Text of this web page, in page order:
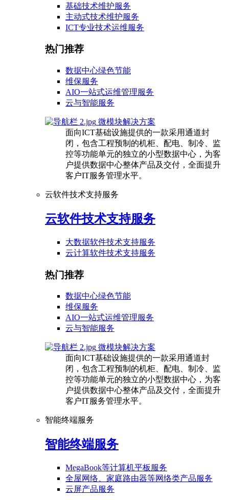
基础技术维护服务
主动式技术维护服务
ICT专业技术运维服务
热门推荐
数据中心绿色节能
维保服务
AIO一站式运维管理服务
云与智能服务
微模块解决方案
面向ICT基础设施提供的一款采用通道封
闭，包含工程预制的机柜、配电、制冷、监
控等功能单元的独立的小型数据中心，为客
户提供数据中心整体产品及交付，全面提升
客户IT服务管理水平。
云软件技术支持服务
云软件技术支持服务
大数据软件技术支持服务
云计算软件技术支持服务
热门推荐
数据中心绿色节能
维保服务
AIO一站式运维管理服务
云与智能服务
微模块解决方案
面向ICT基础设施提供的一款采用通道封
闭，包含工程预制的机柜、配电、制冷、监
控等功能单元的独立的小型数据中心，为客
户提供数据中心整体产品及交付，全面提升
客户IT服务管理水平。
智能终端服务
智能终端服务
MegaBook等计算机平板服务
全屋网络、家庭路由器等网络类产品服务
云屏产品服务